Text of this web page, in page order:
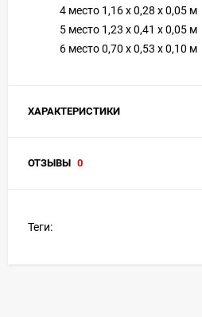
4 место 1,16 х 0,28 х 0,05 м
5 место 1,23 х 0,41 х 0,05 м
6 место 0,70 х 0,53 х 0,10 м
ХАРАКТЕРИСТИКИ
ОТЗЫВЫ 0
Теги: